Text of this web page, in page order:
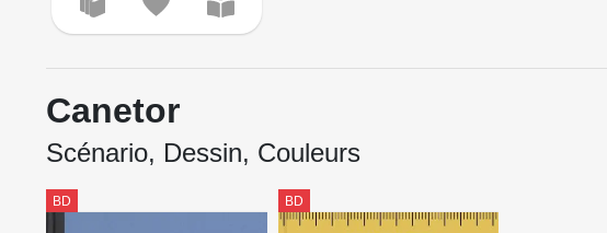
Canetor
Scénario, Dessin, Couleurs
BD BD